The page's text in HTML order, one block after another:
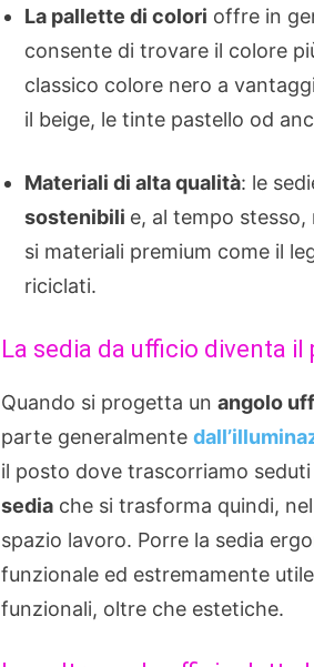
La pallette di colori offre in
consente di trovare il colore
classico colore nero a
il beige, le tinte pastello od
Materiali di alta qualità: le
sostenibili e, al tempo
si materiali premium come il
riciclati.
La sedia da ufficio diventa
Quando si progetta un angolo
parte generalmente
il posto dove trascorriamo
sedia che si trasforma quindi,
spazio lavoro. Porre la sedia
funzionale ed estremamente
funzionali, oltre che estetiche.